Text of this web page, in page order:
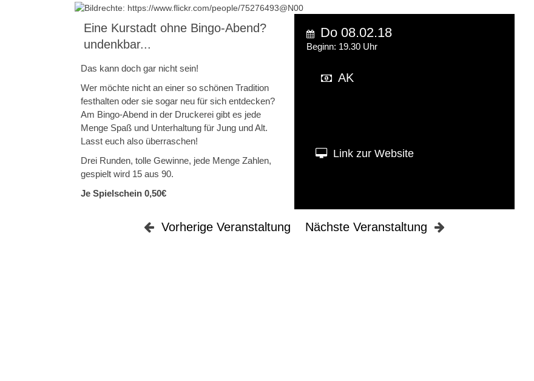
Eine Kurstadt ohne Bingo-Abend?
undenkbar...
Das kann doch gar nicht sein!
Wer möchte nicht an einer so schönen Tradition
festhalten oder sie sogar neu für sich entdecken?
Am Bingo-Abend in der Druckerei gibt es jede
Menge Spaß und Unterhaltung für Jung und Alt.
Lasst euch also überraschen!
Drei Runden, tolle Gewinne, jede Menge Zahlen,
gespielt wird 15 aus 90.
Je Spielschein 0,50€
Do 08.02.18
Beginn: 19.30 Uhr
AK
Link zur Website
Vorherige Veranstaltung Nächste Veranstaltung